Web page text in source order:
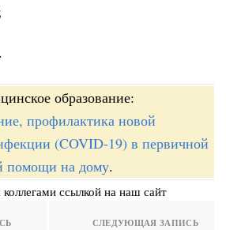
образование:
профилактика новой
(COVID-19) в первичной
помощи на дому.
ссылкой на наш сайт
СЛЕДУЮЩАЯ ЗАПИСЬ